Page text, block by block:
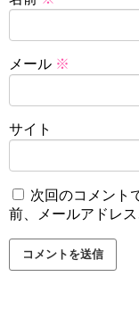
メール ※
サイト
次回のコメント
前、メールアドレス